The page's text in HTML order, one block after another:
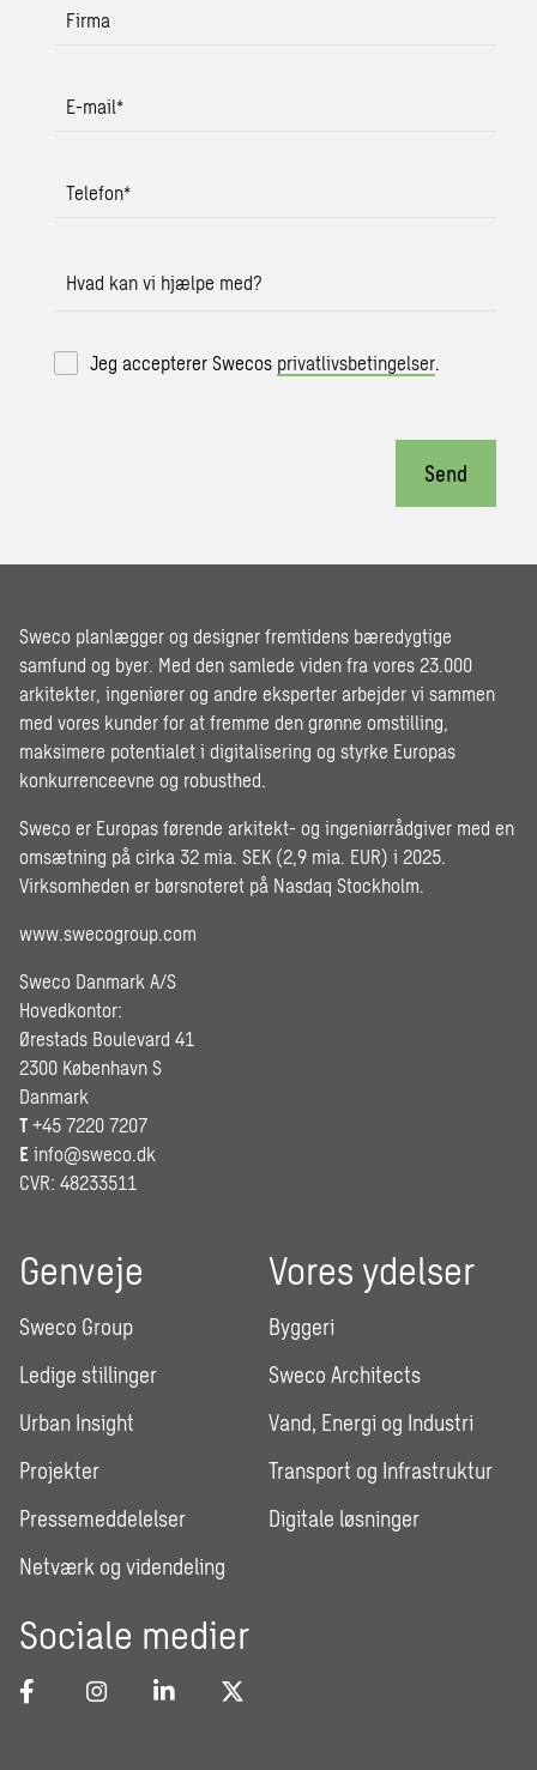
Firma
E-mail*
Telefon*
Hvad kan vi hjælpe med?
Jeg accepterer Swecos privatlivsbetingelser.
Send
Sweco planlægger og designer fremtidens bæredygtige
samfund og byer. Med den samlede viden fra vores 23.000
arkitekter, ingeniører og andre eksperter arbejder vi sammen
med vores kunder for at fremme den grønne omstilling,
maksimere potentialet i digitalisering og styrke Europas
konkurrenceevne og robusthed.
Sweco er Europas førende arkitekt- og ingeniørrådgiver med en
omsætning på cirka 32 mia. SEK (2,9 mia. EUR) i 2025.
Virksomheden er børsnoteret på Nasdaq Stockholm.
www.swecogroup.com
Sweco Danmark A/S
Hovedkontor:
Ørestads Boulevard 41
2300 København S
Danmark
T +45 7220 7207
E info@sweco.dk
CVR: 48233511
Genveje
Sweco Group
Ledige stillinger
Urban Insight
Projekter
Pressemeddelelser
Netværk og videndeling
Vores ydelser
Byggeri
Sweco Architects
Vand, Energi og Industri
Transport og Infrastruktur
Digitale løsninger
Sociale medier